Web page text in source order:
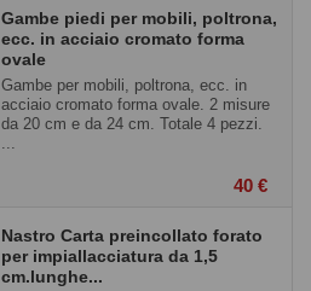
Gambe piedi per mobili, poltrona,
ecc. in acciaio cromato forma
ovale
Gambe per mobili, poltrona, ecc. in
acciaio cromato forma ovale. 2 misure
da 20 cm e da 24 cm. Totale 4 pezzi.
...
40 €
Nastro Carta preincollato forato
per impiallacciatura da 1,5
cm.lunghe...